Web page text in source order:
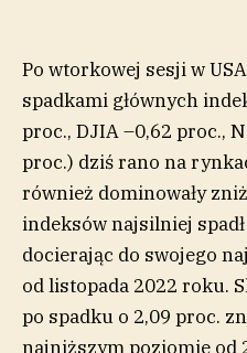
Po wtorkowej sesji w
spadkami głównych
proc., DJIA –0,62 proc.,
proc.) dziś rano na
również dominowały
indeksów najsilniej
docierając do swojego
od listopada 2022 roku.
po spadku o 2,09 proc.
najniższym poziomie od